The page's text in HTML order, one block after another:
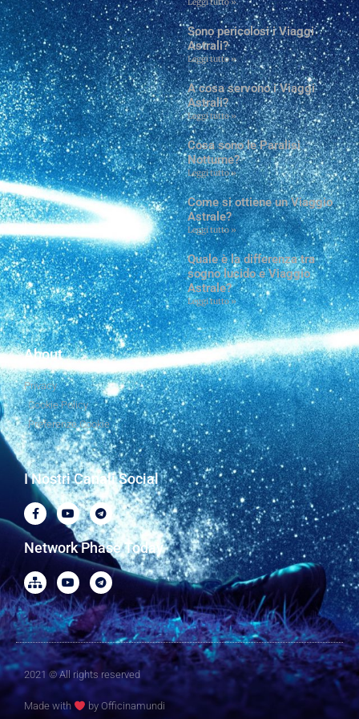
Leggi tutto »
Sono pericolosi i Viaggi
Astrali?
Leggi tutto »
A cosa servono i Viaggi
Astrali?
Leggi tutto »
Cosa sono le Paralisi
Notturne?
Leggi tutto »
Come si ottiene un Viaggio
Astrale?
Leggi tutto »
Quale è la differenza tra
sogno lucido e Viaggio
Astrale?
Leggi tutto »
About
Privacy
Cookie Policy
Preferenze Cookie
I Nostri Canali Social
Network Phase Today
2021 © All rights reserved
Made with by Officinamundi​​